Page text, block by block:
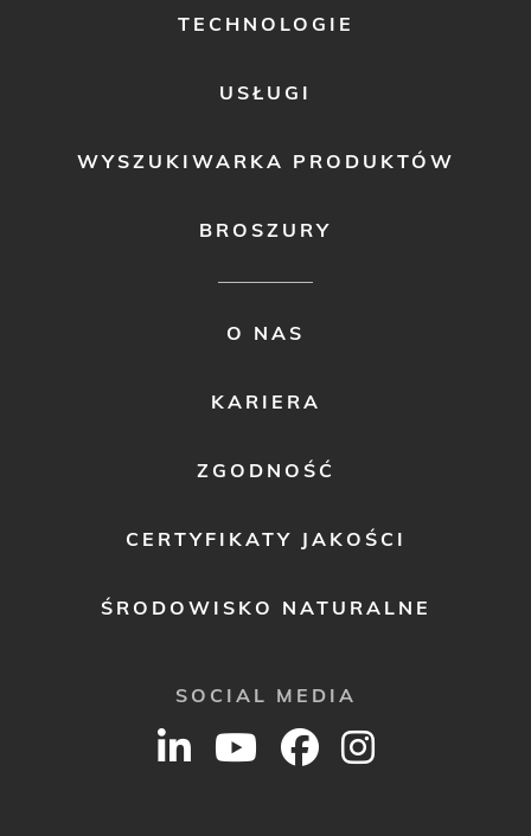
TECHNOLOGIE
USŁUGI
WYSZUKIWARKA PRODUKTÓW
BROSZURY
O NAS
KARIERA
ZGODNOŚĆ
CERTYFIKATY JAKOŚCI
ŚRODOWISKO NATURALNE
SOCIAL MEDIA